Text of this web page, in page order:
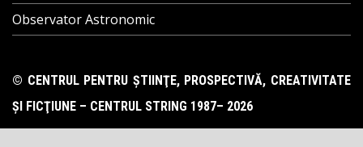
Observator Astronomic
© CENTRUL PENTRU ŞTIINŢE, PROSPECTIVĂ, CREATIVITATE
ŞI FICŢIUNE – CENTRUL STRING 1987– 2026